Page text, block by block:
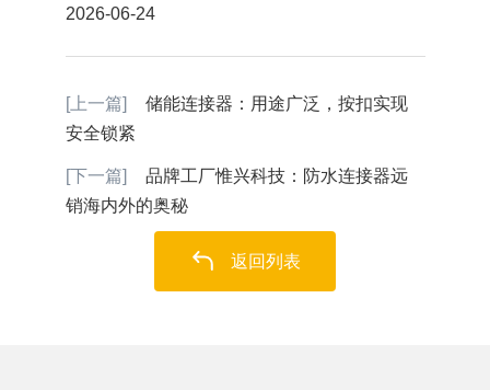
2026-06-24
[上一篇]
储能连接器：用途广泛，按扣实现
安全锁紧
[下一篇]
品牌工厂惟兴科技：防水连接器远
销海内外的奥秘
返回列表